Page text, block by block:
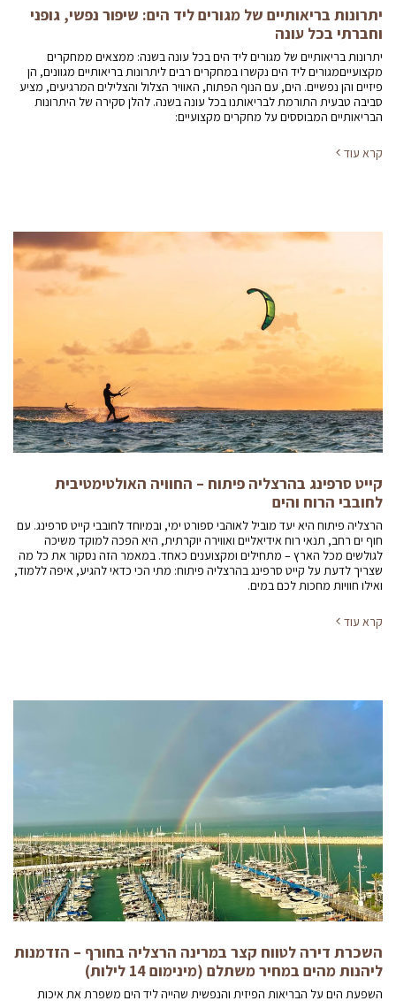
יתרונות בריאותיים של מגורים ליד הים: שיפור נפשי, גופני
וחברתי בכל עונה
יתרונות בריאותיים של מגורים ליד הים בכל עונה בשנה: ממצאים ממחקרים
מקצועייםמגורים ליד הים נקשרו במחקרים רבים ליתרונות בריאותיים מגוונים, הן
פיזיים והן נפשיים. הים, עם הנוף הפתוח, האוויר הצלול והצלילים המרגיעים, מציע
סביבה טבעית התורמת לבריאותנו בכל עונה בשנה. להלן סקירה של היתרונות
הבריאותיים המבוססים על מחקרים מקצועיים:
קרא עוד
קייט סרפינג בהרצליה פיתוח – החוויה האולטימטיבית
לחובבי הרוח והים
הרצליה פיתוח היא יעד מוביל לאוהבי ספורט ימי, ובמיוחד לחובבי קייט סרפינג. עם
חוף ים רחב, תנאי רוח אידיאליים ואווירה יוקרתית, היא הפכה למוקד משיכה
לגולשים מכל הארץ – מתחילים ומקצוענים כאחד. במאמר הזה נסקור את כל מה
שצריך לדעת על קייט סרפינג בהרצליה פיתוח: מתי הכי כדאי להגיע, איפה ללמוד,
ואילו חוויות מחכות לכם במים.
קרא עוד
השכרת דירה לטווח קצר במרינה הרצליה בחורף – הזדמנות
ליהנות מהים במחיר משתלם (מינימום 14 לילות)
השפעת הים על הבריאות הפיזית והנפשית שהייה ליד הים משפרת את איכות